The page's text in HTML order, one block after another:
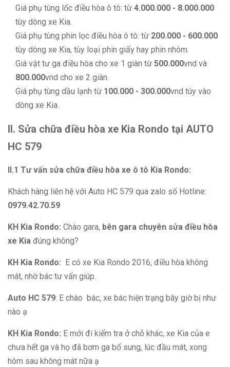
Giá phụ tùng lốc điều hòa ô tô: từ 4.000.000 - 8.000.000
tùy dòng xe Kia.
Giá phụ tùng phin lọc điều hòa ô tô: từ 200.000 - 600.000
tùy dòng xe Kia, tùy loại phin giấy hay phin nhôm.
Giá vật tư ga điều hòa cho xe 1 giàn từ 500.000vnd và
800.000vnd cho xe 2 giàn.
Giá phụ tùng dầu lạnh từ 100.000 - 300.000vnd tùy vào
dòng xe Kia.
II. Sửa chữa điều hòa xe Kia Rondo tại AUTO
HC 579
II.1 Tư vấn sửa chữa điều hòa xe ô tô Kia Rondo:
Khách hàng liên hệ với Auto HC 579 qua zalo số Hotline:
0979.42.70.59
KH Kia Rondo: Chào gara, bên gara chuyên sửa điều hòa
xe Kia đúng không?
KH Kia Rondo:
E có xe Kia Rondo 2016, điều hòa không
mát, nhờ bác tư vấn giúp.
Auto HC 579: E chào bác, xe bác hiện trạng bây giờ bị như
nào ạ
KH Kia Rondo: E mới đi kiểm tra ở chỗ khác, xe Kia của e
chưa hết ga và họ đã bơm ga bổ sung, lúc đầu mát, xong
hôm sau không mát nữa ạ